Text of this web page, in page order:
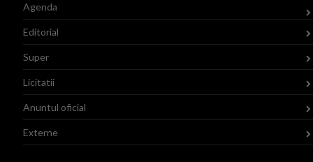
Agenda
Editorial
Super
Licitatii
Anuntul oficial
Externe